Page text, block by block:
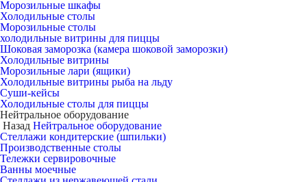
Морозильные шкафы
Холодильные столы
Морозильные столы
холодильные витрины для пиццы
Шоковая заморозка (камера шоковой заморозки)
Холодильные витрины
Морозильные лари (ящики)
Холодильные витрины рыба на льду
Суши-кейсы
Холодильные столы для пиццы
Нейтральное оборудование
Назад Нейтральное оборудование
Стеллажи кондитерские (шпильки)
Производственные столы
Тележки сервировочные
Ванны моечные